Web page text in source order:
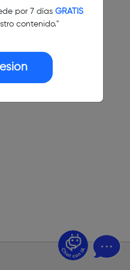
por 7 días GRATIS
contenido."